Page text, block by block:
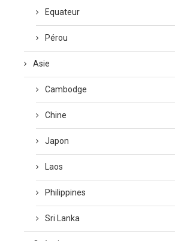
Equateur
Pérou
Asie
Cambodge
Chine
Japon
Laos
Philippines
Sri Lanka